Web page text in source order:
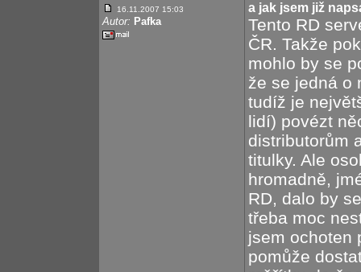
16.11.2007 15:03
Autor: Pafka
a jak jsem již
Tento RD
ČR. Takže
mohlo by se
že se jedná o
tudíž je
lidí) povézt
distributorům
titulky. Ale
hromadně,
RD, dalo by
třeba moc
jsem ochoten
pomůže